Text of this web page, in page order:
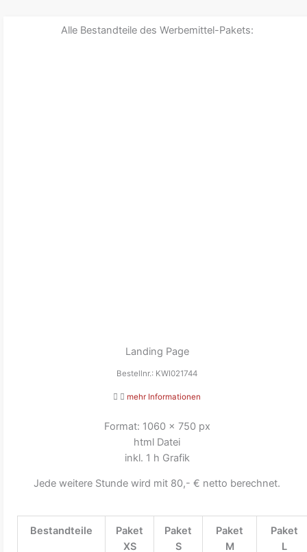
Alle Bestandteile des Werbemittel-Pakets:
Landing Page
Bestellnr.: KWI021744
mehr Informationen
Format: 1060 x 750 px
html Datei
inkl. 1 h Grafik
Jede weitere Stunde wird mit 80,- € netto berechnet.
Bestandteile
Paket
XS
Paket
S
Paket
M
Paket
L